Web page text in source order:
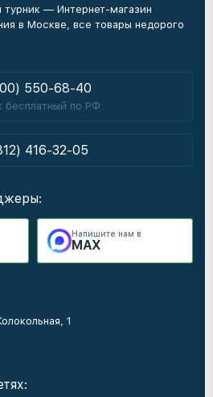
— Интернет-магазин
в Москве, все товары недорого
550-68-40
бесплатный по РФ
416-32-05
Напишите нам в
MAX
1